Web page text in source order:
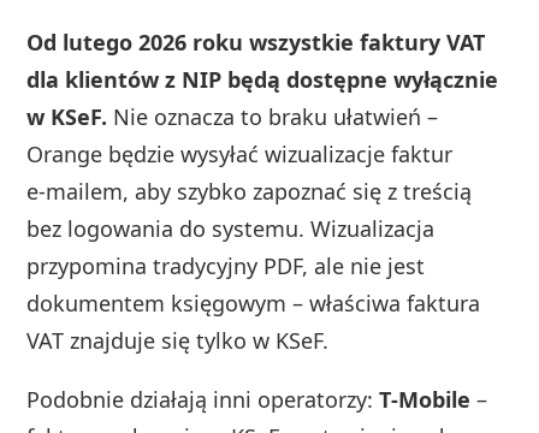
Od lutego 2026 roku wszystkie faktury VAT
dla klientów z NIP będą dostępne wyłącznie
w KSeF. Nie oznacza to braku ułatwień –
Orange będzie wysyłać wizualizacje faktur
e‑mailem, aby szybko zapoznać się z treścią
bez logowania do systemu. Wizualizacja
przypomina tradycyjny PDF, ale nie jest
dokumentem księgowym – właściwa faktura
VAT znajduje się tylko w KSeF.
Podobnie działają inni operatorzy:T‑Mobile –